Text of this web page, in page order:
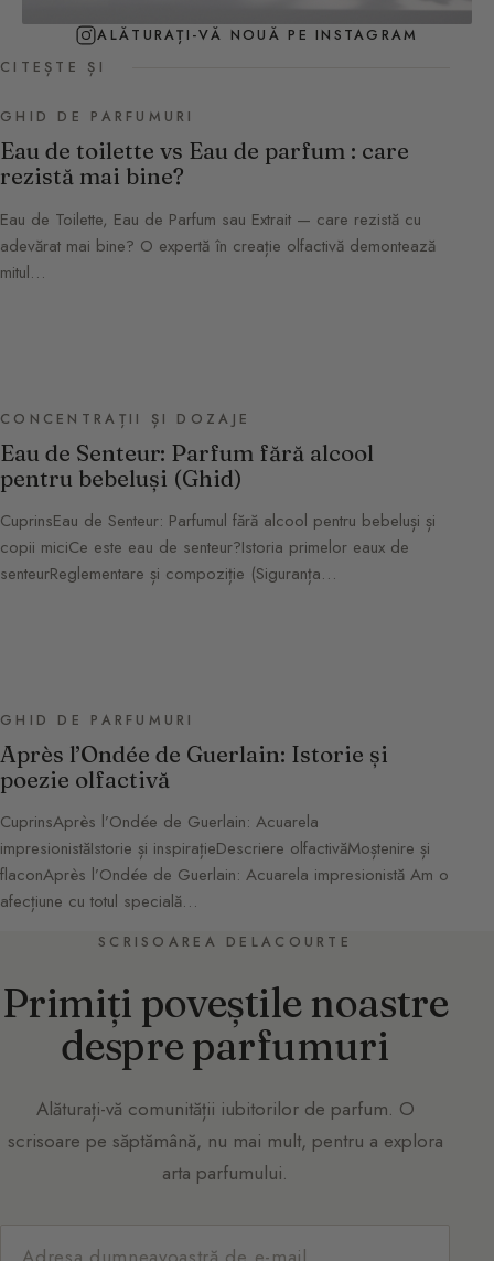
ALĂTURAȚI-VĂ NOUĂ PE INSTAGRAM
CITEȘTE ȘI
GHID DE PARFUMURI
Eau de toilette vs Eau de parfum : care
rezistă mai bine?
Eau de Toilette, Eau de Parfum sau Extrait — care rezistă cu
adevărat mai bine? O expertă în creație olfactivă demontează
mitul…
CONCENTRAȚII ȘI DOZAJE
Eau de Senteur: Parfum fără alcool
pentru bebeluși (Ghid)
CuprinsEau de Senteur: Parfumul fără alcool pentru bebeluși și
copii miciCe este eau de senteur?Istoria primelor eaux de
senteurReglementare și compoziție (Siguranța…
GHID DE PARFUMURI
Après l’Ondée de Guerlain: Istorie și
poezie olfactivă
CuprinsAprès l’Ondée de Guerlain: Acuarela
impresionistăIstorie și inspirațieDescriere olfactivăMoștenire și
flaconAprès l’Ondée de Guerlain: Acuarela impresionistă Am o
afecțiune cu totul specială…
SCRISOAREA DELACOURTE
Primiți poveștile noastre
despre parfumuri
Alăturați-vă comunității iubitorilor de parfum. O
scrisoare pe săptămână, nu mai mult, pentru a explora
arta parfumului.